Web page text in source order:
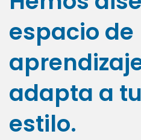
espacio de
adapta a
estilo.